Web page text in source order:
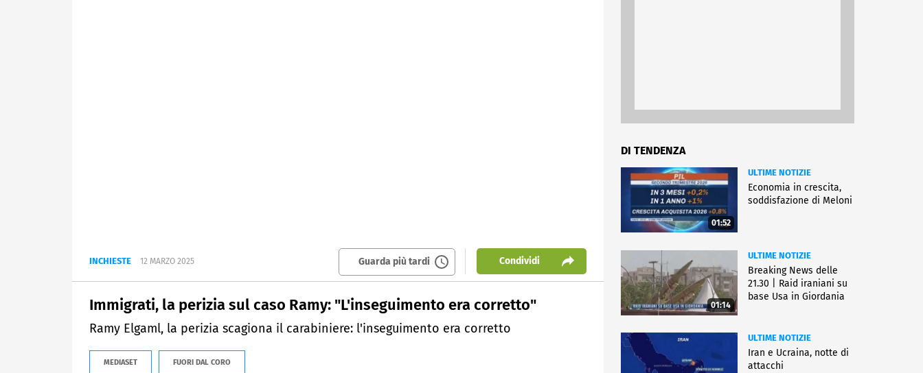
INCHIESTE 12 MARZO 2025 Guarda più tardi Condividi
Immigrati, la perizia sul caso Ramy: "L'inseguimento era corretto"
Ramy Elgaml, la perizia scagiona il carabiniere: l'inseguimento era corretto
MEDIASET FUORI DAL CORO
DI TENDENZA
01:52
ULTIME NOTIZIE
Economia in crescita,
soddisfazione di Meloni
01:14
ULTIME NOTIZIE
Breaking News delle
21.30 | Raid iraniani su
base Usa in Giordania
ULTIME NOTIZIE
Iran e Ucraina, notte di
attacchi